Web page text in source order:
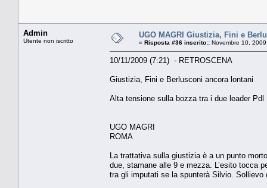
Admin
Utente non iscritto
UGO MAGRI Giustizia, Fini e
« Risposta #36 inserito:: Novembre 10,
10/11/2009 (7:21) - RETROSCENA
Giustizia, Fini e Berlusconi ancora lontani
Alta tensione sulla bozza tra i due leader Pdl
UGO MAGRI
ROMA
La trattativa sulla giustizia è a un punto
due, stamane alle 9 e mezza. L’esito tocca
tra gli imputati se la spunterà Silvio.